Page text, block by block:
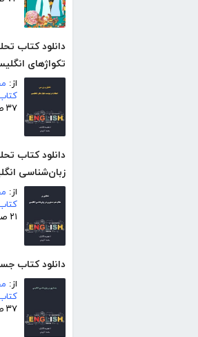
دانلود کتاب
تکواژهای
از:
۳۷ صفحه
دانلود کتاب
زبان‌شناسی
از:
۲۱ صفحه
دانلود کتاب
از:
۳۷ صفحه